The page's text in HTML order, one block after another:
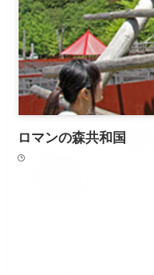
ロマンの森共和国